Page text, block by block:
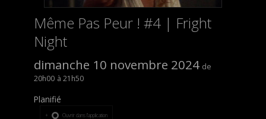
Même Pas Peur ! #4 | Fright
Night
dimanche 10 novembre 2024
20h00 21h50
Planifié
Ouvrir dans l’application